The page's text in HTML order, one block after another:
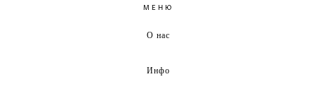
МЕНЮ
О нас
Инфо